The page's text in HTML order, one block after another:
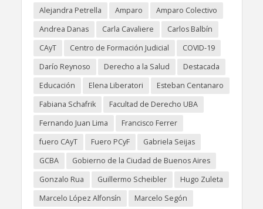
Alejandra Petrella Amparo
Amparo Colectivo
Andrea Danas
Carla Cavaliere
Carlos Balbín
CAyT
Centro de Formación Judicial
COVID-19
Darío Reynoso
Derecho a la Salud
Destacada
Educación
Elena Liberatori
Esteban Centanaro
Fabiana Schafrik
Facultad de Derecho UBA
Fernando Juan Lima
Francisco Ferrer
fuero CAyT
Fuero PCyF
Gabriela Seijas
GCBA
Gobierno de la Ciudad de Buenos Aires
Gonzalo Rua
Guillermo Scheibler
Hugo Zuleta
Marcelo López Alfonsín
Marcelo Segón